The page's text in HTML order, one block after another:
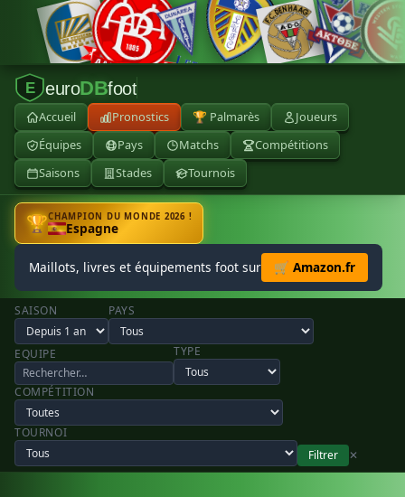
E euroDBfoot
Accueil Pronostics 🏆 Palmarès
Joueurs
Équipes
Pays Matchs
Compétitions
Saisons
Stades Tournois
🏆CHAMPION DU MONDE 2026 !
Espagne
Maillots, livres et équipements foot sur 🛒 Amazon.fr
SAISON PAYS
EQUIPE TYPE
COMPÉTITION
TOURNOI
Filtrer
✕